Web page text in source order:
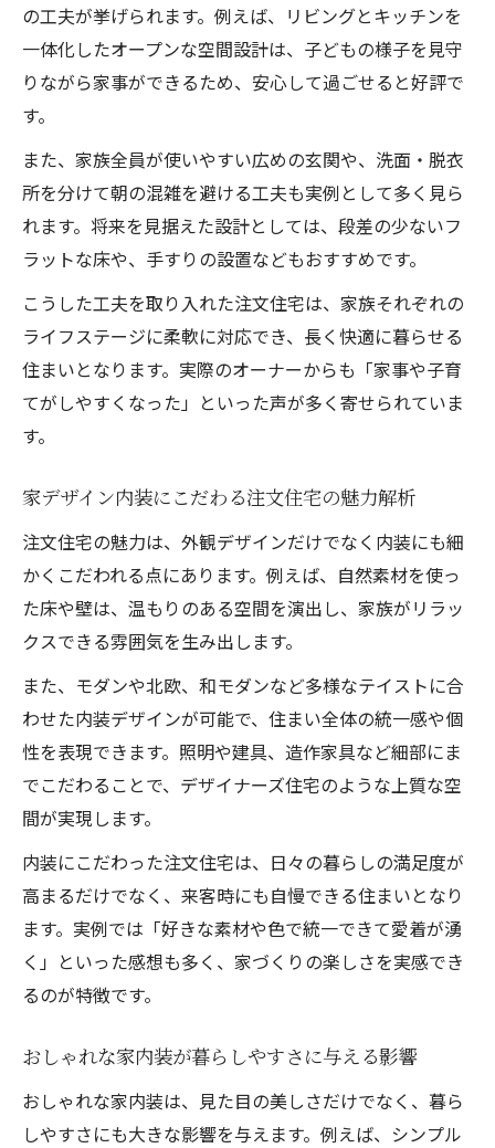
の工夫が挙げられます。例えば、リビングとキッチンを
一体化したオープンな空間設計は、子どもの様子を見守
りながら家事ができるため、安心して過ごせると好評で
す。
また、家族全員が使いやすい広めの玄関や、洗面・脱衣
所を分けて朝の混雑を避ける工夫も実例として多く見ら
れます。将来を見据えた設計としては、段差の少ないフ
ラットな床や、手すりの設置などもおすすめです。
こうした工夫を取り入れた注文住宅は、家族それぞれの
ライフステージに柔軟に対応でき、長く快適に暮らせる
住まいとなります。実際のオーナーからも「家事や子育
てがしやすくなった」といった声が多く寄せられていま
す。
家デザイン内装にこだわる注文住宅の魅力解析
注文住宅の魅力は、外観デザインだけでなく内装にも細
かくこだわれる点にあります。例えば、自然素材を使っ
た床や壁は、温もりのある空間を演出し、家族がリラッ
クスできる雰囲気を生み出します。
また、モダンや北欧、和モダンなど多様なテイストに合
わせた内装デザインが可能で、住まい全体の統一感や個
性を表現できます。照明や建具、造作家具など細部にま
でこだわることで、デザイナーズ住宅のような上質な空
間が実現します。
内装にこだわった注文住宅は、日々の暮らしの満足度が
高まるだけでなく、来客時にも自慢できる住まいとなり
ます。実例では「好きな素材や色で統一できて愛着が湧
く」といった感想も多く、家づくりの楽しさを実感でき
るのが特徴です。
おしゃれな家内装が暮らしやすさに与える影響
おしゃれな家内装は、見た目の美しさだけでなく、暮ら
しやすさにも大きな影響を与えます。例えば、シンプル